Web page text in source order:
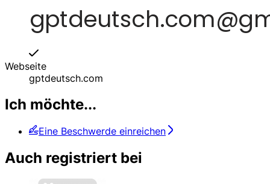
Webseite
gptdeutsch.com
Ich möchte...
Eine Beschwerde einreichen
Auch registriert bei